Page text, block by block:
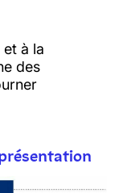
à la
des